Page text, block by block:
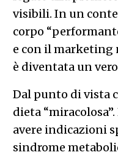
visibili. In un
corpo
e con il marketing
è diventata un
Dal punto di vista
dieta
avere indicazioni
sindrome